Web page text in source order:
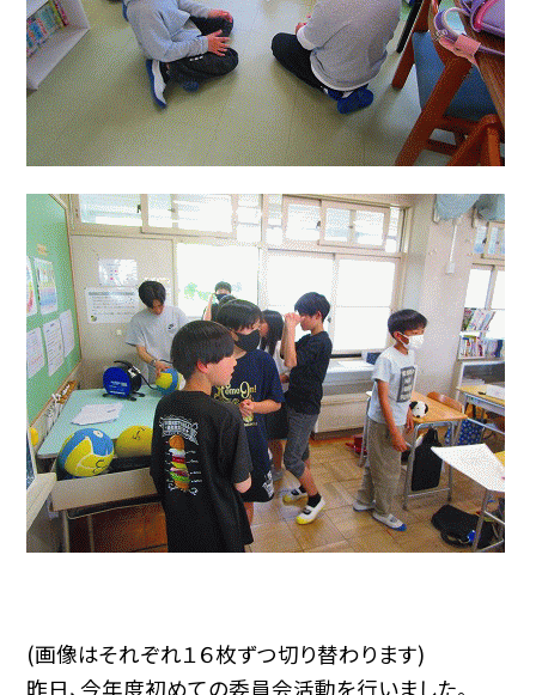
(画像はそれぞれ１６枚ずつ切り替わります)
昨日、今年度初めての委員会活動を行いました。